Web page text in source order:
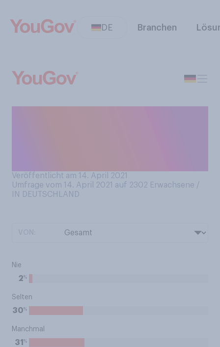
DE Branchen
Veröffentlicht am 14. April 2021
Umfrage vom 14. April 2021 auf 2302 Erwachsene /
IN DEUTSCHLAND
Nie
2%
Selten
30%
Manchmal
31 %